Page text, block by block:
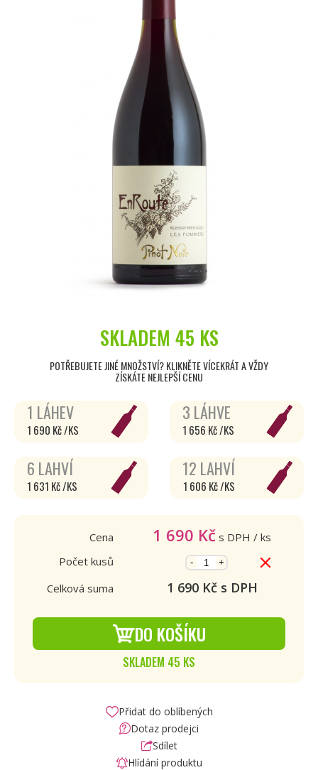
SKLADEM 45 KS
POTŘEBUJETE JINÉ MNOŽSTVÍ? KLIKNĚTE VÍCEKRÁT A VŽDY
ZÍSKÁTE NEJLEPŠÍ CENU
1 LÁHEV
1 690 Kč /KS
3 LÁHVE
1 656 Kč /KS
6 LAHVÍ
1 631 Kč /KS
12 LAHVÍ
1 606 Kč /KS
Cena 1 690 Kč s DPH / ks
Počet kusů
- +
Celková suma 1 690Kč s DPH
DO KOŠÍKU
SKLADEM 45 KS
Přidat do oblíbených
Dotaz prodejci
Sdílet
Hlídání produktu